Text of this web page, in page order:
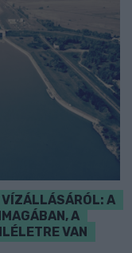
VÍZÁLLÁSÁRÓL: A
A
VAN